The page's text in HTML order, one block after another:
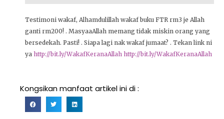
Testimoni wakaf, Alhamdulillah wakaf buku FTR rm3 je Allah
ganti rm200! . MasyaaAllah memang tidak miskin orang yang
bersedekah. Pasti! . Siapa lagi nak wakaf jumaat? . Tekan link ni
ya http://bit.ly/WakafKeranaAllah http://bit.ly/WakafKeranaAllah
Kongsikan manfaat artikel ini di :